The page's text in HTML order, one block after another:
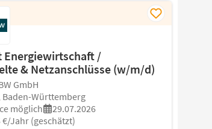
Energiewirtschaft /
& Netzanschlüsse (w/m/d)
GmbH
Württemberg
möglich
29.07.2026
€/Jahr (geschätzt)